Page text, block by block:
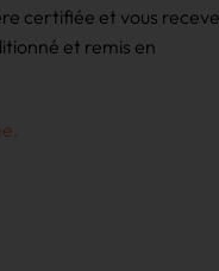
certifiée et vous
et remis en